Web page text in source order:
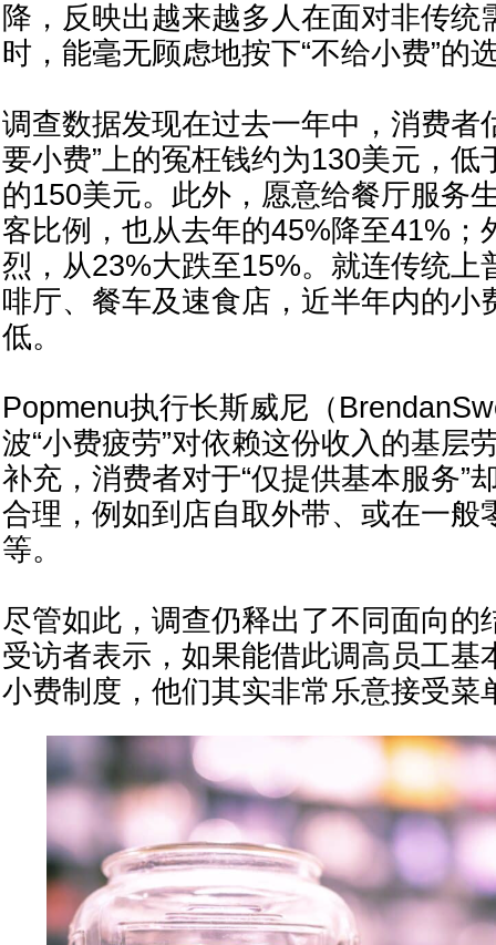
降，反映出越来越多人在面对非传统
时，能毫无顾虑地按下“不给小费”的
调查数据发现在过去一年中，消费者
要小费”上的冤枉钱约为130美元，低
的150美元。此外，愿意给餐厅服务
客比例，也从去年的45%降至41%；
烈，从23%大跌至15%。就连传统上
啡厅、餐车及速食店，近半年内的小
低。
Popmenu执行长斯威尼（
波“小费疲劳”对依赖这份收入的基层
补充，消费者对于“仅提供基本服务”
合理，例如到店自取外带、或在一般
等。
尽管如此，调查仍释出了不同面向的
受访者表示，如果能借此调高员工基
小费制度，他们其实非常乐意接受菜